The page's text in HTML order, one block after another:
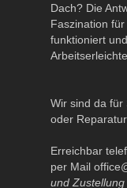
Dach? Die
Faszination
funktioniert
Wir sind da für
oder
Erreichbar
per Mail
und